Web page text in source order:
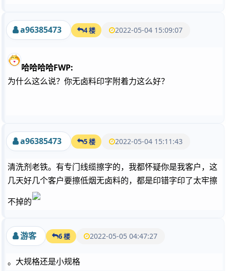
a96385473 4 楼 2022-05-04 15:09:07
哈哈哈哈FWP:
为什么这么说？你无卤料印字附着力这么好？
a96385473 5 楼 2022-05-04 15:11:43
清洗剂老铁。有专门线缆擦字的，我都怀疑你是我客户，这
几天好几个客户要擦低烟无卤料的，都是印错字印了太牢擦
不掉的
游客 6 楼 2022-05-05 04:47:27
。大规格还是小规格